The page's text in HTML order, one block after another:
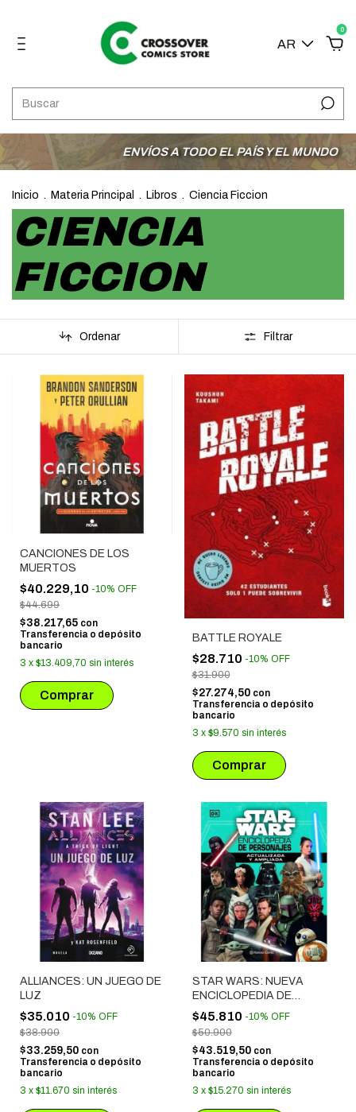
AR
0
ENVÍOS A TODO EL PAÍS Y EL MUNDO 3
Inicio . Materia Principal . Libros . Ciencia Ficcion
CIENCIA
FICCION
Ordenar Filtrar
CANCIONES DE LOS
MUERTOS
$40.229,10 -10% OFF
$44.699
$38.217,65 con
Transferencia o depósito
bancario
3 x $13.409,70 sin interés
BATTLE ROYALE
$28.710 -10% OFF
$31.900
$27.274,50 con
Transferencia o depósito
bancario
3 x $9.570 sin interés
ALLIANCES: UN JUEGO DE
LUZ
$35.010 -10% OFF
$38.900
$33.259,50 con
Transferencia o depósito
bancario
3 x $11.670 sin interés
STAR WARS: NUEVA
ENCICLOPEDIA DE
PERSONAJES
ACTUALIZADA Y
AMPLIADA
$45.810 -10% OFF
$50.900
$43.519,50 con
Transferencia o depósito
bancario
3 x $15.270 sin interés